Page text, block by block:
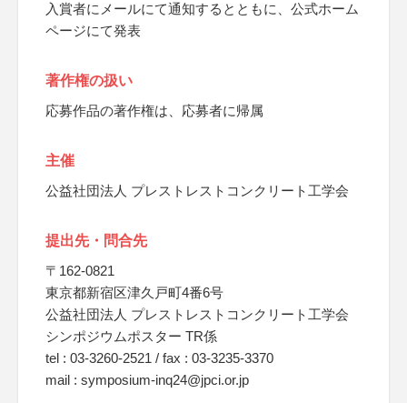
入賞者にメールにて通知するとともに、公式ホーム
ページにて発表
著作権の扱い
応募作品の著作権は、応募者に帰属
主催
公益社団法人 プレストレストコンクリート工学会
提出先・問合先
〒162-0821
東京都新宿区津久戸町4番6号
公益社団法人 プレストレストコンクリート工学会
シンポジウムポスター TR係
tel : 03-3260-2521 / fax : 03-3235-3370
mail : symposium-inq24@jpci.or.jp